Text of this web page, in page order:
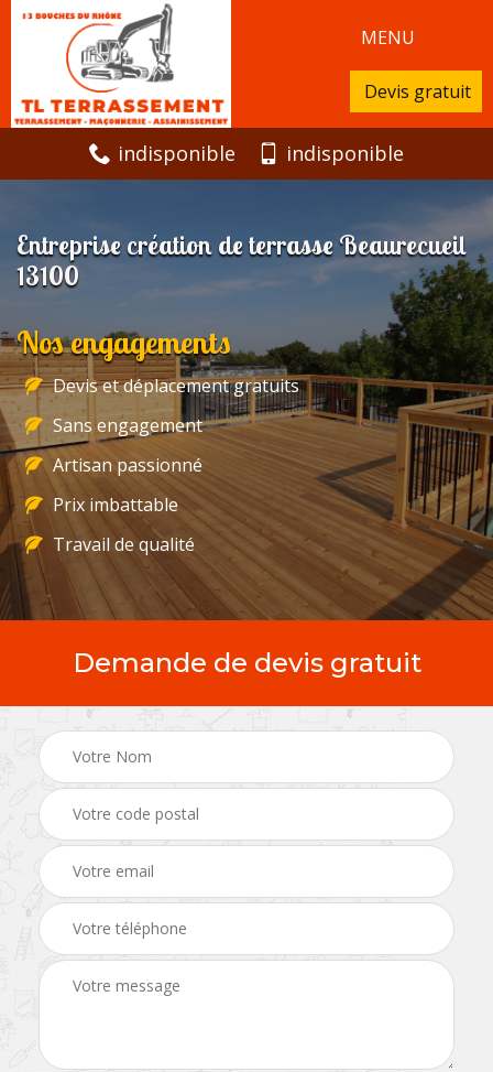
MENU
Devis gratuit
indisponible indisponible
Entreprise création de terrasse Beaurecueil
13100
Nos engagements
Devis et déplacement gratuits
Sans engagement
Artisan passionné
Prix imbattable
Travail de qualité
Demande de devis gratuit